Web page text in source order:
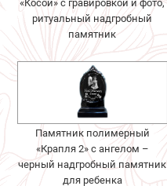
«Косой» с гравировкой и фото,
ритуальный надгробный
памятник
Памятник полимерный
«Крапля 2» с ангелом –
черный надгробный памятник
для ребенка